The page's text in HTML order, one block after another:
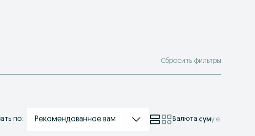
Сбросить фильтры
по: Рекомендованное вам Валюта:суму.е.